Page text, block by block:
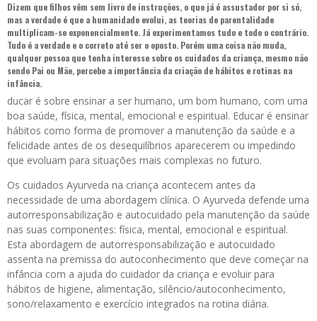
Dizem que filhos vêm sem livro de instruções, o que já é assustador por si só,
mas a verdade é que a humanidade evolui, as teorias de parentalidade
multiplicam-se exponencialmente. Já experimentamos tudo e todo o contrário.
Tudo é a verdade e o correto até ser o oposto. Porém uma coisa não muda,
qualquer pessoa que tenha interesse sobre os cuidados da criança, mesmo não
sendo Pai ou Mãe, percebe a importância da criação de hábitos e rotinas na
infância.
ducar é sobre ensinar a ser humano, um bom humano, com uma
boa saúde, física, mental, emocional e espiritual. Educar é ensinar
hábitos como forma de promover a manutenção da saúde e a
felicidade antes de os desequilíbrios aparecerem ou impedindo
que evoluam para situações mais complexas no futuro.
Os cuidados Ayurveda na criança acontecem antes da
necessidade de uma abordagem clínica. O Ayurveda defende uma
autorresponsabilização e autocuidado pela manutenção da saúde
nas suas componentes: física, mental, emocional e espiritual.
Esta abordagem de autorresponsabilização e autocuidado
assenta na premissa do autoconhecimento que deve começar na
infância com a ajuda do cuidador da criança e evoluir para
hábitos de higiene, alimentação, silêncio/autoconhecimento,
sono/relaxamento e exercício integrados na rotina diária.